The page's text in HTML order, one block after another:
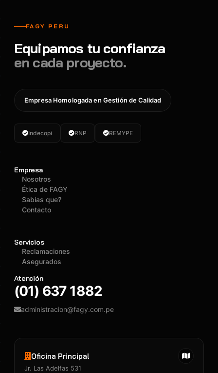
FAGY PERU
Equipamos tu confianza
en cada proyecto.
Empresa Homologada en Gestión de Calidad
Indecopi RNP REMYPE
Empresa
Nosotros
Ética de FAGY
Sabías que?
Contacto
Servicios
Reclamaciones
Asegurados
Atención
(01) 637 1882
administracion@fagy.com.pe
Oficina Principal
Jr. Las Adelfas 531